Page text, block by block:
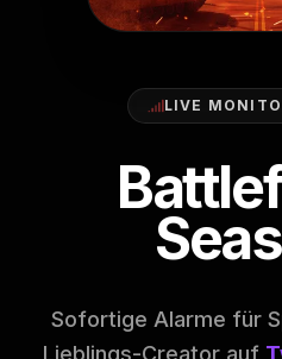
LIVE
Sofortige Alarme für
Lieblings-Creator auf